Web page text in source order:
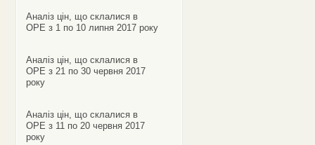
Аналіз цін, що склалися в
ОРЕ з 1 по 10 липня 2017 року
Аналіз цін, що склалися в
ОРЕ з 21 по 30 червня 2017
року
Аналіз цін, що склалися в
ОРЕ з 11 по 20 червня 2017
року